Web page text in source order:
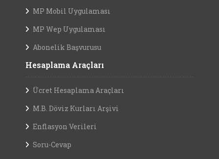
MP Mobil Uygulaması
MP Wep Uygulaması
Abonelik Başvurusu
Hesaplama Araçları
Ücret Hesaplama Araçları
M.B. Döviz Kurları Arşivi
Enflasyon Verileri
Soru-Cevap